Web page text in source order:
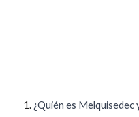
¿Quién es Melquisedec